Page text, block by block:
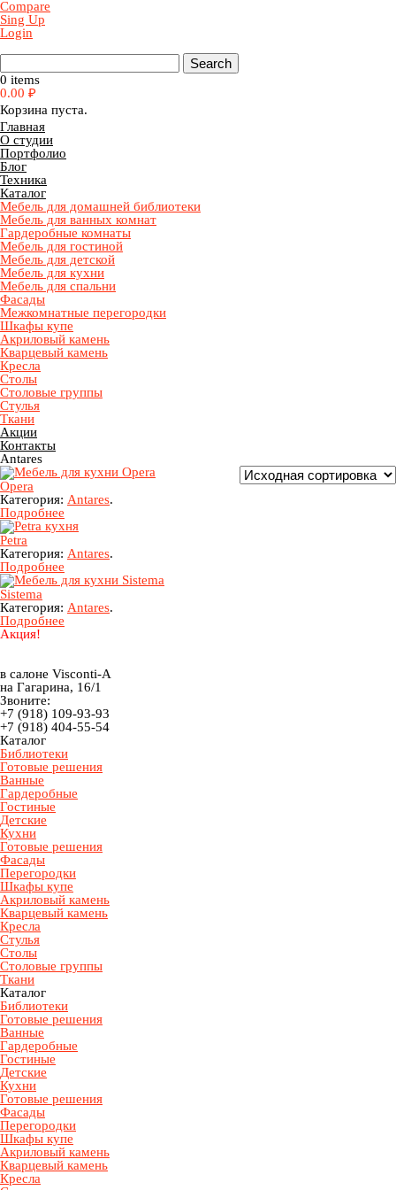
Compare
Sing Up
Login
0 items
0.00 ₽
Корзина пуста.
Главная
О студии
Портфолио
Блог
Техника
Каталог
Мебель для домашней библиотеки
Мебель для ванных комнат
Гардеробные комнаты
Мебель для гостиной
Мебель для детской
Мебель для кухни
Мебель для спальни
Фасады
Межкомнатные перегородки
Шкафы купе
Акриловый камень
Кварцевый камень
Кресла
Столы
Столовые группы
Стулья
Ткани
Акции
Контакты
Antares
Opera
Категория: Antares.
Подробнее
Petra
Категория: Antares.
Подробнее
Sistema
Категория: Antares.
Подробнее
Акция!
в салоне Visconti-A
на Гагарина, 16/1
Звоните:
+7 (918) 109-93-93
+7 (918) 404-55-54
Каталог
Библиотеки
Готовые решения
Ванные
Гардеробные
Гостиные
Детские
Кухни
Готовые решения
Фасады
Перегородки
Шкафы купе
Акриловый камень
Кварцевый камень
Кресла
Стулья
Столы
Столовые группы
Ткани
Каталог
Библиотеки
Готовые решения
Ванные
Гардеробные
Гостиные
Детские
Кухни
Готовые решения
Фасады
Перегородки
Шкафы купе
Акриловый камень
Кварцевый камень
Кресла